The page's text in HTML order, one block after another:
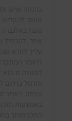
בהנחה שיש
חשוב
נגעת
אחד, להכפיל
עליך לוודא
לחומר
עצמה. באתר
באמצעות
התקדמותך